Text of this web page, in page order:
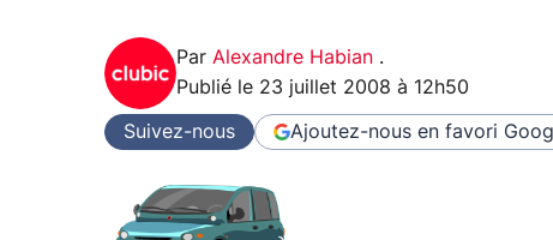
Par Alexandre Habian .
Publié le 23 juillet 2008 à 12h50
Suivez-nous Ajoutez-nous en favori